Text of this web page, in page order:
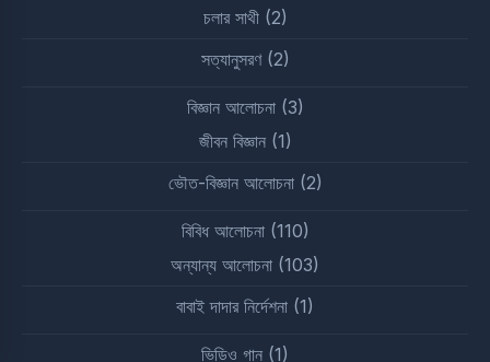
চলার সাথী(2)
সত্যানুসরণ(2)
বিজ্ঞান আলোচনা(3)
জীবন বিজ্ঞান(1)
ভৌত-বিজ্ঞান আলোচনা(2)
বিবিধ আলোচনা(110)
অন্যান্য আলোচনা (103)
বাবাই দাদার নির্দেশনা (1)
ভিডিও গান (1)